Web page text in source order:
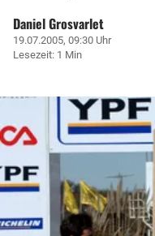
Daniel Grosvarlet
19.07.2005, 09:30 Uhr
Lesezeit: 1 Min